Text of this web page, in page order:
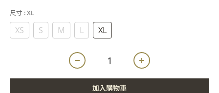
尺寸 : XL
XS S M L XL
加入購物車